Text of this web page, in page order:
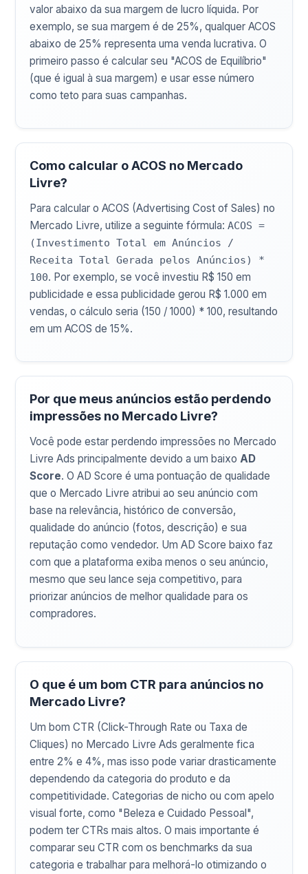
valor abaixo da sua margem de lucro líquida. Por
exemplo, se sua margem é de 25%, qualquer ACOS
abaixo de 25% representa uma venda lucrativa. O
primeiro passo é calcular seu "ACOS de Equilíbrio"
(que é igual à sua margem) e usar esse número
como teto para suas campanhas.
Como calcular o ACOS no Mercado
Livre?
Para calcular o ACOS (Advertising Cost of Sales) no
Mercado Livre, utilize a seguinte fórmula: ACOS =
(Investimento Total em Anúncios /
Receita Total Gerada pelos Anúncios) *
100. Por exemplo, se você investiu R$ 150 em
publicidade e essa publicidade gerou R$ 1.000 em
vendas, o cálculo seria (150 / 1000) * 100, resultando
em um ACOS de 15%.
Por que meus anúncios estão perdendo
impressões no Mercado Livre?
Você pode estar perdendo impressões no Mercado
Livre Ads principalmente devido a um baixo AD
Score. O AD Score é uma pontuação de qualidade
que o Mercado Livre atribui ao seu anúncio com
base na relevância, histórico de conversão,
qualidade do anúncio (fotos, descrição) e sua
reputação como vendedor. Um AD Score baixo faz
com que a plataforma exiba menos o seu anúncio,
mesmo que seu lance seja competitivo, para
priorizar anúncios de melhor qualidade para os
compradores.
O que é um bom CTR para anúncios no
Mercado Livre?
Um bom CTR (Click-Through Rate ou Taxa de
Cliques) no Mercado Livre Ads geralmente fica
entre 2% e 4%, mas isso pode variar drasticamente
dependendo da categoria do produto e da
competitividade. Categorias de nicho ou com apelo
visual forte, como "Beleza e Cuidado Pessoal",
podem ter CTRs mais altos. O mais importante é
comparar seu CTR com os benchmarks da sua
categoria e trabalhar para melhorá-lo otimizando o